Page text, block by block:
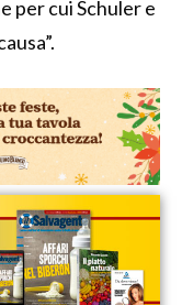
per cui Schuler e